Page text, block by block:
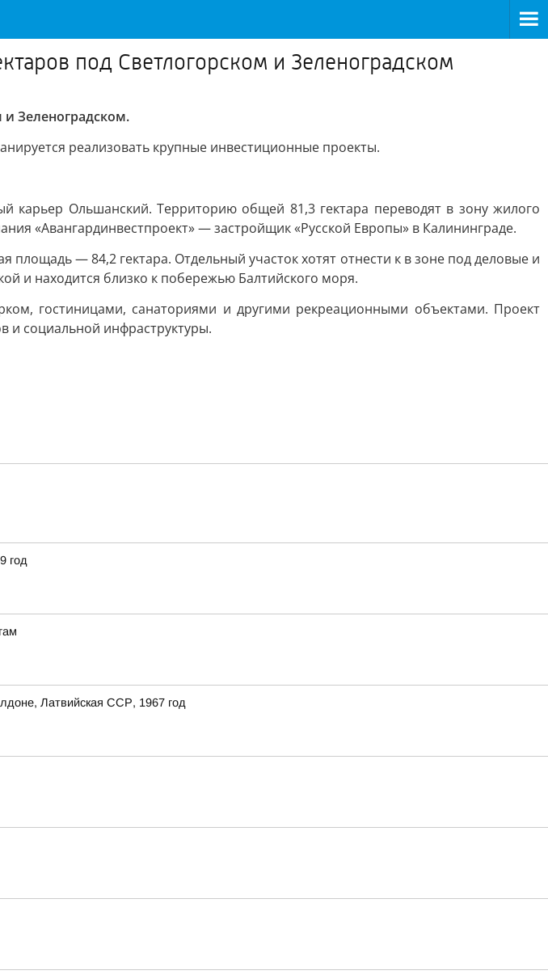
под Светлогорском и Зеленоградском
и Зеленоградском.
реализовать крупные инвестиционные проекты.
карьер Ольшанский. Территорию общей 81,3 гектара переводят в зону жилого
«Авангардинвестпроект» — застройщик «Русской Европы» в Калининграде.
— 84,2 гектара. Отдельный участок хотят отнести к в зоне под деловые и
и находится близко к побережью Балтийского моря.
гостиницами, санаториями и другими рекреационными объектами. Проект
и социальной инфраструктуры.
год
Латвийская ССР, 1967 год